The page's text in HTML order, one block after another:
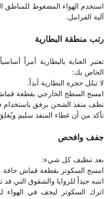
استخدم الهواء المضغوط للمناطق
آلية الفرامل.
رتب منطقة البطارية
تعتبر العناية بالبطارية أمراً
الخاص بك:
لا تبلل حجرة البطارية أبداً.
امسح السطح الخارجي بقطعة قماش
نظف منفذ الشحن برفق باستخدام
تأكد من أن غطاء المنفذ سليم
جفف وافحص
بعد تنظيف كل شيء:
امسح السكوتر بقطعة قماش جافة
انتبه جيداً للزوايا والشقوق التي قد